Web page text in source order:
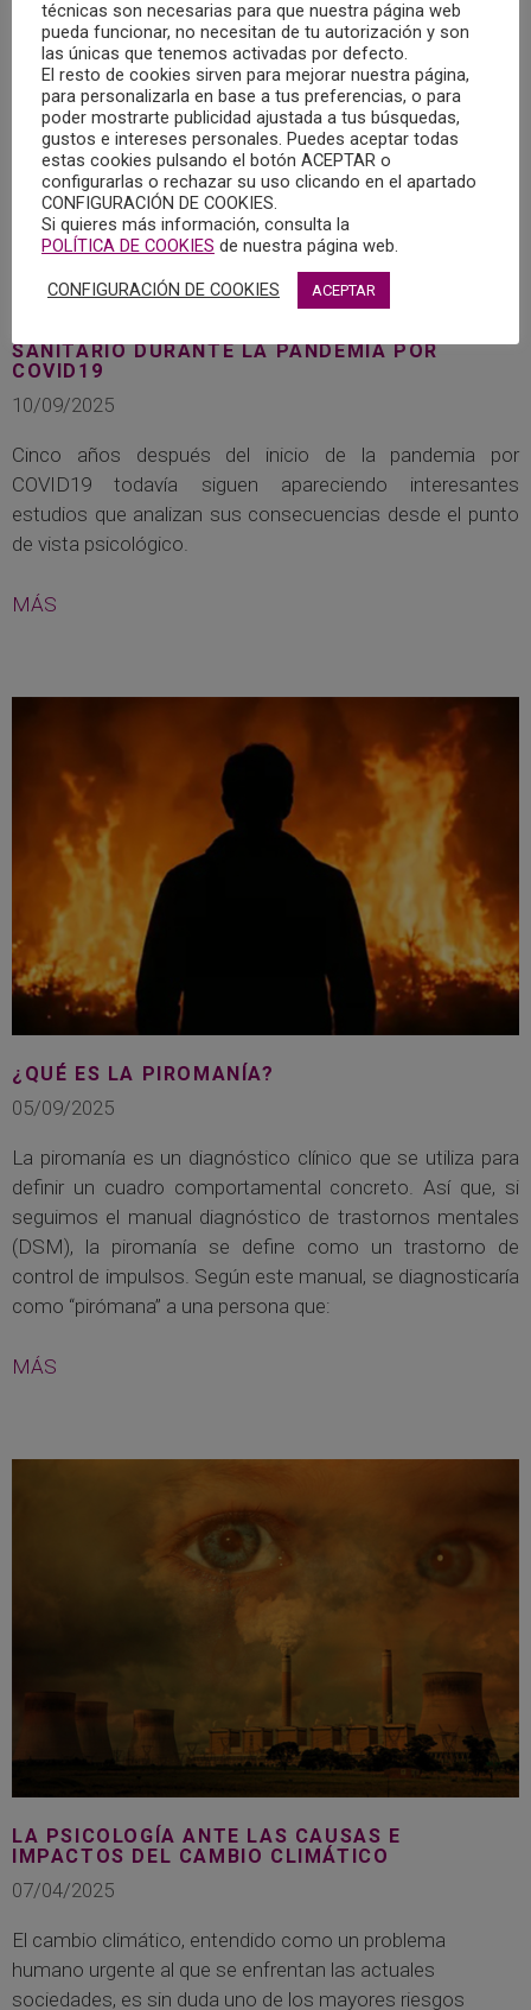
LA IMPORTANCIA DEL RECONOCIMIENTO
SANITARIO DURANTE LA PANDEMIA POR
COVID19
10/09/2025
Cinco años después del inicio de la pandemia por
COVID19 todavía siguen apareciendo interesantes
estudios que analizan sus consecuencias desde el punto
de vista psicológico.
MÁS
¿QUÉ ES LA PIROMANÍA?
05/09/2025
La piromanía es un diagnóstico clínico que se utiliza para
definir un cuadro comportamental concreto. Así que, si
seguimos el manual diagnóstico de trastornos mentales
(DSM), la piromanía se define como un trastorno de
control de impulsos. Según este manual, se diagnosticaría
como “pirómana” a una persona que:
MÁS
LA PSICOLOGÍA ANTE LAS CAUSAS E
IMPACTOS DEL CAMBIO CLIMÁTICO
07/04/2025
El cambio climático, entendido como un problema
humano urgente al que se enfrentan las actuales
sociedades, es sin duda uno de los mayores riesgos
técnicas son necesarias para que nuestra página web
pueda funcionar, no necesitan de tu autorización y son
las únicas que tenemos activadas por defecto.
El resto de cookies sirven para mejorar nuestra página,
para personalizarla en base a tus preferencias, o para
poder mostrarte publicidad ajustada a tus búsquedas,
gustos e intereses personales. Puedes aceptar todas
estas cookies pulsando el botón ACEPTAR o
configurarlas o rechazar su uso clicando en el apartado
CONFIGURACIÓN DE COOKIES.
Si quieres más información, consulta la
POLÍTICA DE COOKIES de nuestra página web.
CONFIGURACIÓN DE COOKIES ACEPTAR